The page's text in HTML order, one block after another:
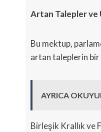
Artan Talepler ve
Bu mektup,
artan taleplerin bir
AYRICA
Birleşik Krallık ve